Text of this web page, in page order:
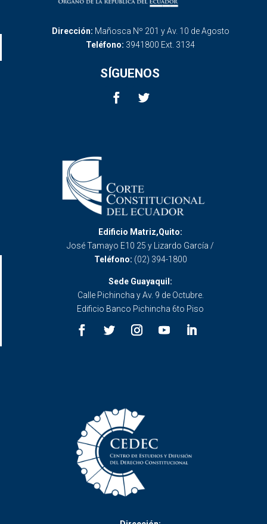
Dirección: Mañosca Nº 201 y Av. 10 de Agosto
Teléfono: 3941800 Ext. 3134
SÍGUENOS
Edificio Matriz,Quito:
José Tamayo E10 25 y Lizardo García /
Teléfono: (02) 394-1800
Sede Guayaquil:
Calle Pichincha y Av. 9 de Octubre.
Edificio Banco Pichincha 6to Piso